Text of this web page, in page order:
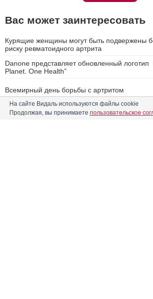
Вас может заинтересовать
Курящие женщины могут быть подвержены
риску ревматоидного артрита
Danone представляет обновленный логотип
Planet. One Health”
Всемирный день борьбы с артритом
Полис ОМС: нововведения в период
На сайте Видаль используются файлы cookie
Продолжая, вы принимаете пользовательское